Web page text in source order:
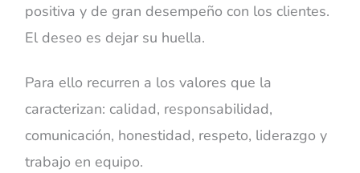
positiva y de gran desempeño con los clientes.
El deseo es dejar su huella.
Para ello recurren a los valores que la
caracterizan: calidad, responsabilidad,
comunicación, honestidad, respeto, liderazgo y
trabajo en equipo.